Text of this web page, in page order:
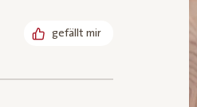
gefällt mir